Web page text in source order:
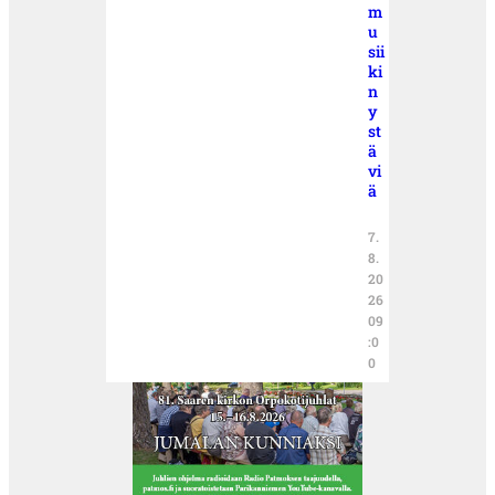
m
u
sii
ki
n
y
st
ä
vi
ä
7.
8.
20
26
09
:0
0